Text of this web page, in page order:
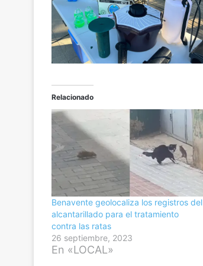
Relacionado
Benavente geolocaliza los registros del
alcantarillado para el tratamiento
contra las ratas
26 septiembre, 2023
En «LOCAL»